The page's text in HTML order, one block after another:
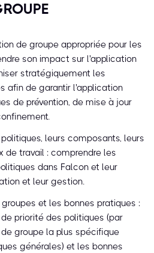
de groupe appropriée pour les
son impact sur l'application
stratégiquement les
afin de garantir l'application
de prévention, de mise à jour
leurs composants, leurs
de travail : comprendre les
dans Falcon et leur
et leur gestion.
et les bonnes pratiques :
priorité des politiques (par
groupe la plus spécifique
générales) et les bonnes